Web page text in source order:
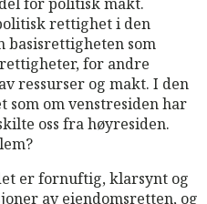
rettighet i den
basisrettigheten som
for andre
ressurser og makt. I den
om venstresiden har
oss fra høyresiden.
er fornuftig, klarsynt og
av eiendomsretten, og